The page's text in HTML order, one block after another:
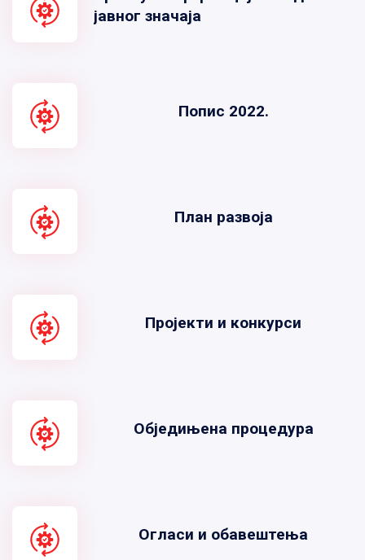
јавног значаја
Попис 2022.
План развоја
Пројекти и конкурси
Обједињена процедура
Огласи и обавештења